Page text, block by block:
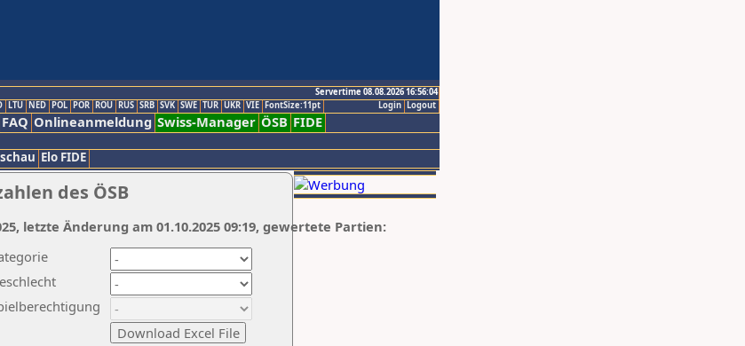
Servertime 08.08.2026 16:56:04
Logout
Login
LTU NED POL POR ROU RUS SRB SVK SWE TUR UKR VIE FontSize:11pt
FAQ Onlineanmeldung Swiss-Manager ÖSB FIDE
Elo FIDE
des ÖSB
letzte Änderung am 01.10.2025 09:19, gewertete Partien: